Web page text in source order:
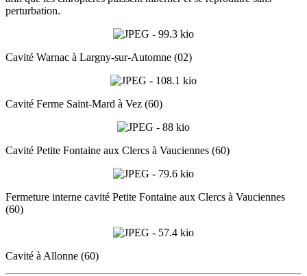
perturbation.
Cavité Warnac à Largny-sur-Automne (02)
Cavité Ferme Saint-Mard à Vez (60)
Cavité Petite Fontaine aux Clercs à Vauciennes (60)
Fermeture interne cavité Petite Fontaine aux Clercs à Vauciennes
(60)
Cavité à Allonne (60)